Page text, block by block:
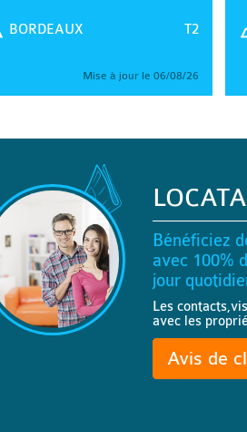
T2
BORDEAUX
Mise à jour le 06/08/26
Bénéficiez
avec 100%
jour
Les
avec les
Avis de